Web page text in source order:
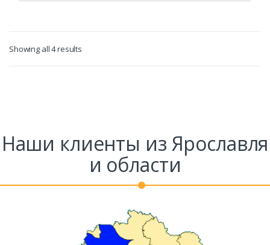
Showing all 4 results
Наши клиенты из Ярославля
и области